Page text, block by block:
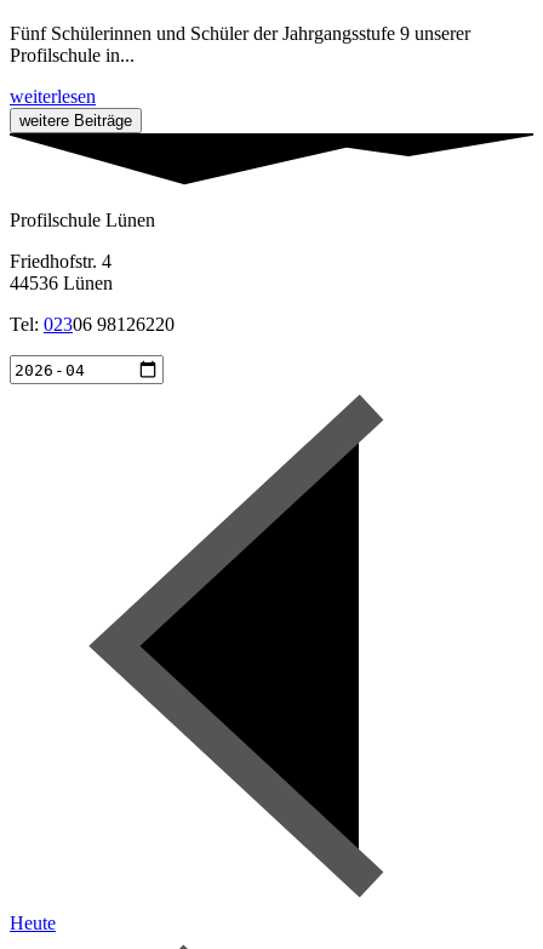
Fünf Schülerinnen und Schüler der Jahrgangsstufe 9 unserer
Profilschule in...
weiterlesen
weitere Beiträge
Profilschule Lünen
Friedhofstr. 4
44536 Lünen
Tel: 02306 98126220
Heute